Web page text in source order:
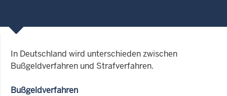
In Deutschland wird unterschieden zwischen
Bußgeldverfahren und Strafverfahren.
Bußgeldverfahren